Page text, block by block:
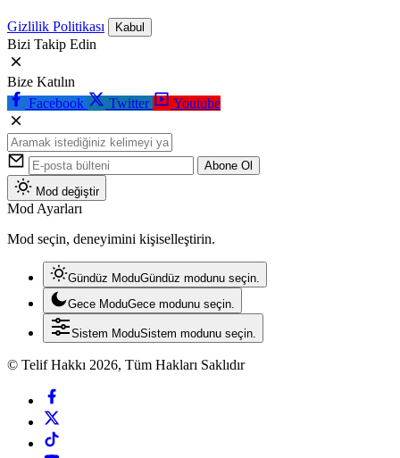
Gizlilik Politikası Kabul
Bizi Takip Edin
Bize Katılın
Facebook
Twitter Youtube
Abone Ol
Mod değiştir
Mod Ayarları
Mod seçin, deneyimini kişiselleştirin.
Gündüz ModuGündüz modunu seçin.
Gece ModuGece modunu seçin.
Sistem ModuSistem modunu seçin.
© Telif Hakkı 2026, Tüm Hakları Saklıdır